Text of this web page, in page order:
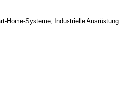
Home-Systeme, Industrielle Ausrüstung.